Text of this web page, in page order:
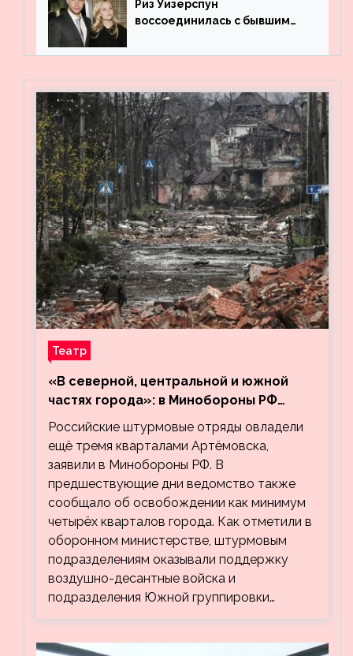
Риз Уизерспун
воссоединилась с бывшим
Театр
«В северной, центральной и южной
частях города»: в Минобороны РФ
заявили об освобождении ещё трёх
кварталов Артёмовска
Российские штурмовые отряды овладели
ещё тремя кварталами Артёмовска,
заявили в Минобороны РФ. В
предшествующие дни ведомство также
сообщало об освобождении как минимум
четырёх кварталов города. Как отметили в
оборонном министерстве, штурмовым
подразделениям оказывали поддержку
воздушно-десантные войска и
подразделения Южной группировки…